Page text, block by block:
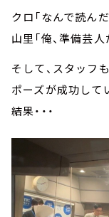
クロ「なんで読ん
山里「俺、準備芸人
そして、スタッフ
ポーズが成功して
結果・・・